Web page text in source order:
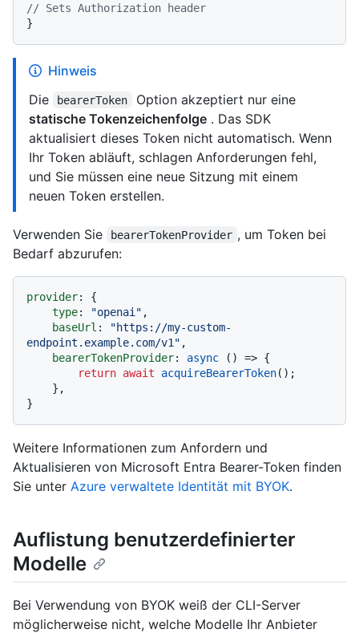
// Sets Authorization header
Hinweis
Die
bearerToken
Option akzeptiert nur eine
statische Tokenzeichenfolge . Das SDK
aktualisiert dieses Token nicht automatisch. Wenn
Ihr Token abläuft, schlagen Anforderungen fehl,
und Sie müssen eine neue Sitzung mit einem
neuen Token erstellen.
Verwenden Sie bearerTokenProvider , um Token bei
Bedarf abzurufen:
provider: {
type: "openai" ,
baseUrl :
"https://my-custom-
endpoint.example.com/v1" ,
bearerTokenProvider: async () => {
return await acquireBearerToken();
Weitere Informationen zum Anfordern und
Aktualisieren von Microsoft Entra Bearer-Token finden
Sie unter Azure verwaltete Identität mit BYOK.
Auflistung benutzerdefinierter
Modelle
Bei Verwendung von BYOK weiß der CLI-Server
möglicherweise nicht, welche Modelle Ihr Anbieter